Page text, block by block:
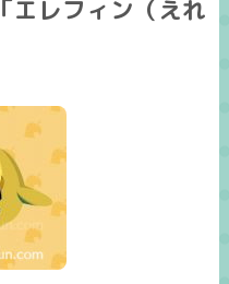
エレフィン（えれ